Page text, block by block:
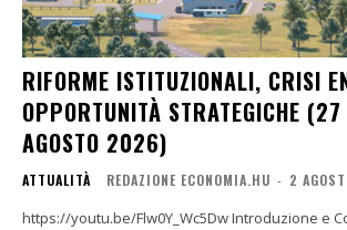
RIFORME ISTITUZIONALI, CRISI
OPPORTUNITÀ STRATEGICHE
AGOSTO 2026)
ATTUALITÀ REDAZIONE ECONOMIA.HU - 2
https://youtu.be/Flw0Y_Wc5Dw Introduzione e Contesto